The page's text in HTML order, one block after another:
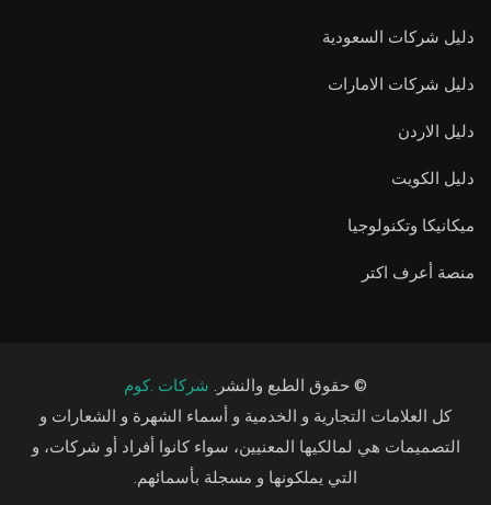
دليل شركات السعودية
دليل شركات الامارات
دليل الاردن
دليل الكويت
ميكانيكا وتكنولوجيا
منصة أعرف اكتر
© حقوق الطبع والنشر. شركات .كوم
كل العلامات التجارية و الخدمية و أسماء الشهرة و الشعارات و
التصميمات هي لمالكيها المعنيين، سواء كانوا أفراد أو شركات، و
التي يملكونها و مسجلة بأسمائهم.